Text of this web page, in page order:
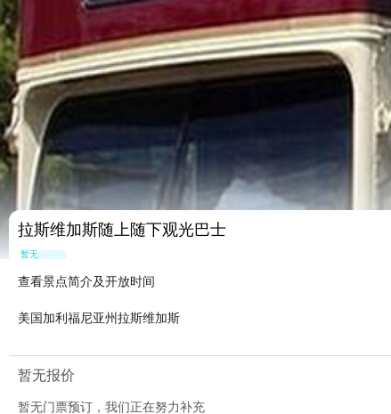
拉斯维加斯随上随下观光巴士
暂无点评
查看景点简介及开放时间
美国加利福尼亚州拉斯维加斯
暂无报价
暂无门票预订，我们正在努力补充